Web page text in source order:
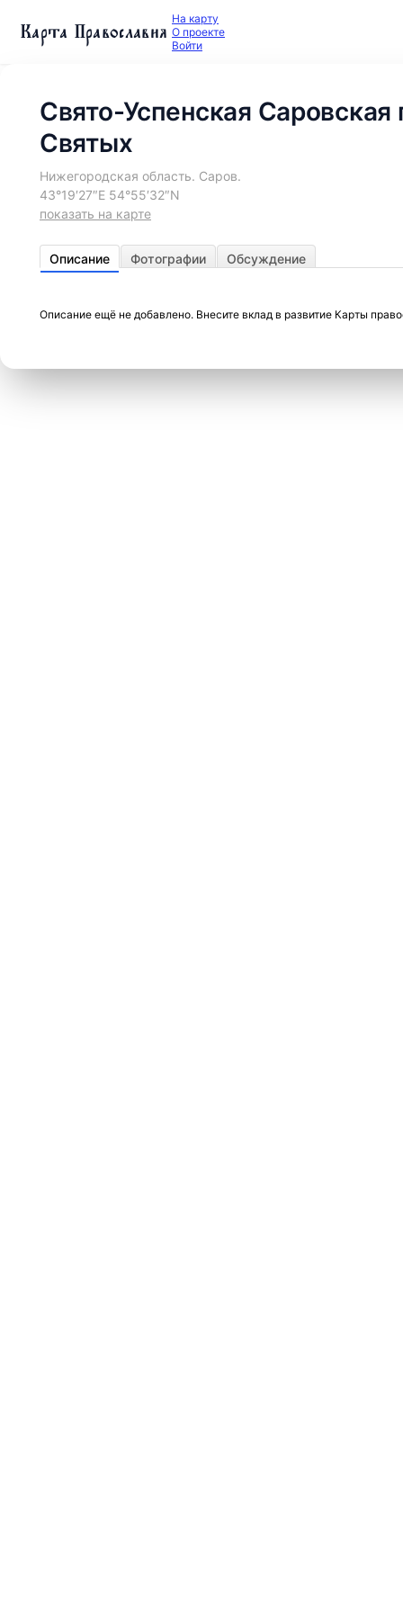
Карта Православия На карту
О проекте
Войти
Свято-Успенская
Святых
Нижегородская область. Саров.
43°19′27″E 54°55′32″N
показать на карте
Описание Фотографии Обсуждение
Описание ещё не добавлено. Внесите вклад в развитие Карты